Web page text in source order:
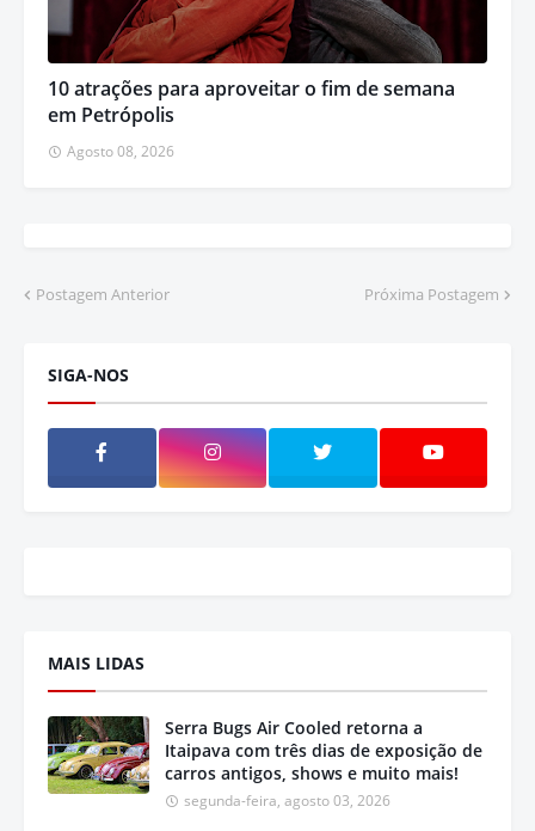
10 atrações para aproveitar o fim de semana
em Petrópolis
Agosto 08, 2026
Postagem Anterior Próxima Postagem
SIGA-NOS
MAIS LIDAS
Serra Bugs Air Cooled retorna a
Itaipava com três dias de exposição de
carros antigos, shows e muito mais!
segunda-feira, agosto 03, 2026